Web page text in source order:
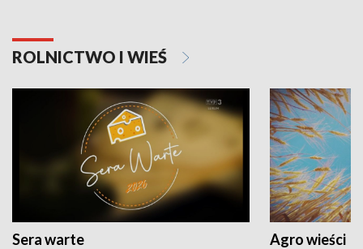
ROLNICTWO I WIEŚ
Sera warte Agro wieści